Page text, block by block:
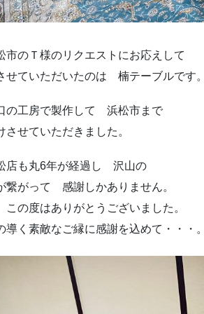
のＴ様のリクエストにお応えして
せていただいたのは 楠テーブルです
の工房で製作して 浜松市まで
させていただきました。
店も丸6年が経過し 沢山の
繋がって 感謝しかありません。
の度はありがとうございました。
導く素敵なご縁に感謝を込めて・・・